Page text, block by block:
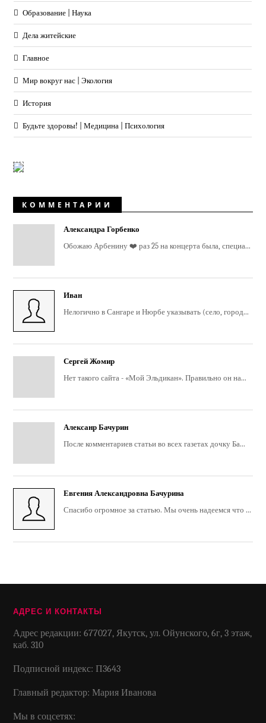
Образование | Наука
Дела житейские
Главное
Мир вокруг нас | Экология
История
Будьте здоровы! | Медицина | Психология
КОММЕНТАРИИ
Александра Горбенко
Обожаю Арбенину ❤️ раз 25 на концерта была, специа...
Иван
Нелогично в Сангаре и Нюрбе указывать (село, город...
Сергей Жомир
Нет такого сайта - «Мой Эльдикан». Правильно он на...
Алексанр Бачурин
После комментариев статьи во всех газетах дочку Ба...
Евгения Александровна Бачурина
Спасибо огромное за статью. Мы очень надеемся что ...
АДРЕС И КОНТАКТЫ
Адрес редакции: 677027, Якутск, ул. Ойунского, 6г, 3 этаж,
каб. 310
Подписной индекс: П3643
Главный редактор: Мария Иванова
Мы в соцсетях: